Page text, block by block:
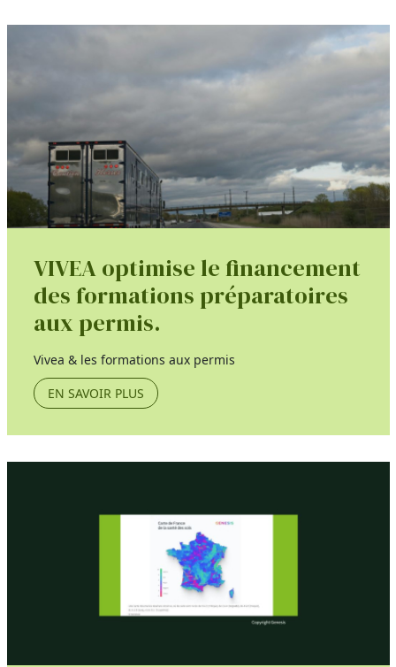
VIVEA optimise le financement
des formations préparatoires
aux permis.
Vivea & les formations aux permis
EN SAVOIR PLUS